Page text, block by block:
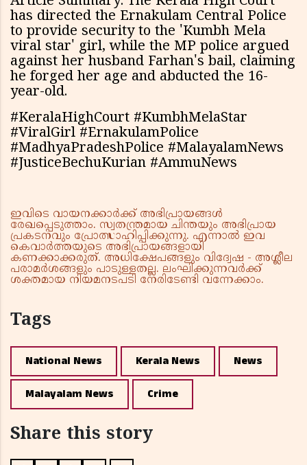
has directed the Ernakulam Central Police
to provide security to the 'Kumbh Mela
viral star' girl, while the MP police argued
against her husband Farhan's bail, claiming
he forged her age and abducted the 16-
year-old.
#KeralaHighCourt #KumbhMelaStar
#ViralGirl #ErnakulamPolice
#MadhyaPradeshPolice #MalayalamNews
#JusticeBechuKurian #AmmuNews
ഇവിടെ വായനക്കാർക്ക് അഭിപ്രായങ്ങൾ
രേഖപ്പെടുത്താം. സ്വതന്ത്രമായ ചിന്തയും അഭിപ്രായ
പ്രകടനവും പ്രോത്സാഹിപ്പിക്കുന്നു. എന്നാൽ ഇവ
കെവാർത്തയുടെ അഭിപ്രായങ്ങളായി
കണക്കാക്കരുത്. അധിക്ഷേപങ്ങളും വിദ്വേഷ - അശ്ലീല
പരാമർശങ്ങളും പാടുള്ളതല്ല. ലംഘിക്കുന്നവർക്ക്
ശക്തമായ നിയമനടപടി നേരിടേണ്ടി വന്നേക്കാം.
Tags
National News Kerala News News
Malayalam News Crime
Share this story